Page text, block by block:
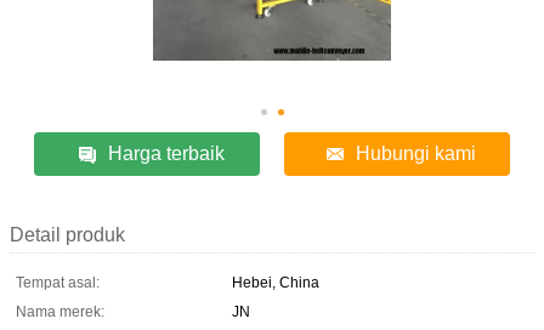
Harga terbaik Hubungi kami
Detail produk
Tempat asal:
Hebei, China
Nama merek:
JN